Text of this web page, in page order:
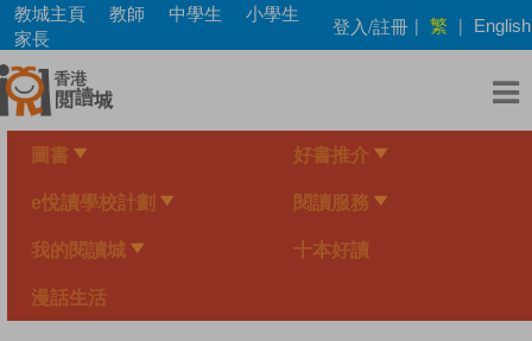
Skip
main
content
教城主頁 教師 中學生
小學生
家長
登入/註冊 | 繁 | English
圖書 好書推介
e悅讀學校計劃 閱讀服務
我的閱讀城 十本好讀
漫話生活